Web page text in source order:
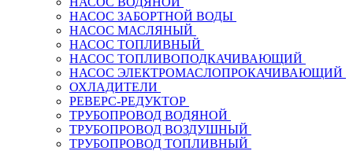
НАСОС ЗАБОРТНОЙ ВОДЫ
НАСОС МАСЛЯНЫЙ
НАСОС ТОПЛИВНЫЙ
НАСОС ТОПЛИВОПОДКАЧИВАЮЩИЙ
НАСОС ЭЛЕКТРОМАСЛОПРОКАЧИВАЮЩИЙ
ОХЛАДИТЕЛИ
РЕВЕРС-РЕДУКТОР
ТРУБОПРОВОД ВОДЯНОЙ
ТРУБОПРОВОД ВОЗДУШНЫЙ
ТРУБОПРОВОД ТОПЛИВНЫЙ